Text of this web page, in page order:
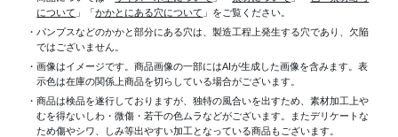
について 」「かかとにある穴について 」をご覧ください。
・パンプスなどのかかと部分にある穴は、製造工程上発生する穴であり、欠陥
ではございません。
・画像はイメージです。商品画像の一部にはAIが生成した画像を含みます。表
示色は在庫の関係上商品を切らしている場合がございます。
・商品は検品を遂行しておりますが、独特の風合いを出すため、素材加工上
むを得ないしわ・微傷・若干の色ムラなどがございます。またデリケートな
ため傷やシワ、しみ等出やすい加工となっている商品もございます。